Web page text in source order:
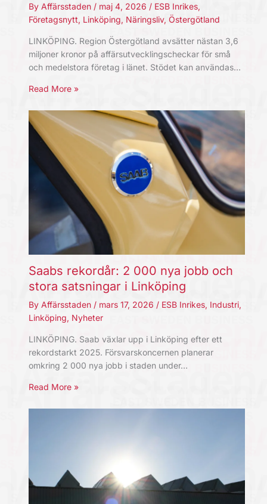
By Affärsstaden / maj 4, 2026 / ESB Inrikes,
Företagsnytt, Linköping, Näringsliv, Östergötland
LINKÖPING. Region Östergötland avsätter nästan 3,6
miljoner kronor på affärsutvecklingscheckar för små
och medelstora företag i länet. Stödet kan användas…
Read More »
Saabs rekordår: 2 000 nya jobb och
stora satsningar i Linköping
By Affärsstaden / mars 17, 2026 / ESB Inrikes, Industri,
Linköping, Nyheter
LINKÖPING. Saab växlar upp i Linköping efter ett
rekordstarkt 2025. Försvarskoncernen planerar
omkring 2 000 nya jobb i staden under…
Read More »